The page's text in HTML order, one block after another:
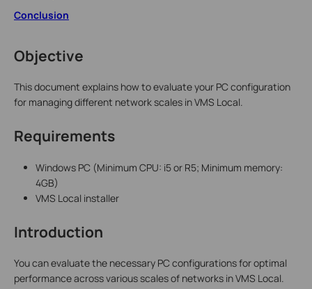
Conclusion
Objective
This document explains how to evaluate your PC configuration
for managing different network scales in VMS Local.
Requirements
Windows PC (Minimum CPU: i5 or R5; Minimum memory:
4GB)
VMS Local installer
Introduction
You can evaluate the necessary PC configurations for optimal
performance across various scales of networks in VMS Local.